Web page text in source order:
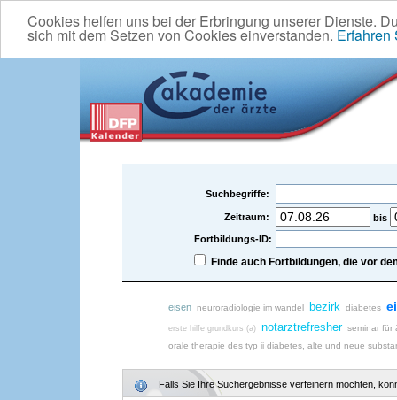
Cookies helfen uns bei der Erbringung unserer Dienste.
sich mit dem Setzen von Cookies einverstanden. Erfahren
Suchbegriffe:
Zeitraum:
bis
Fortbildungs-ID:
Finde auch Fortbildungen, die vor
eisen neuroradiologie im wandel bezirk diabetes
erste hilfe grundkurs (a) notarztrefresher seminar für
orale therapie des typ ii diabetes, alte und neue
Falls Sie Ihre Suchergebnisse verfeinern möchten,